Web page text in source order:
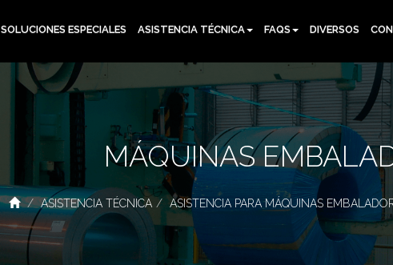
SOLUCIONES ESPECIALES ASISTENCIA TÉCNICA FAQS DIVERSOS
MÁQUINAS
ASISTENCIA TÉCNICA ASISTENCIA PARA MÁQUINAS